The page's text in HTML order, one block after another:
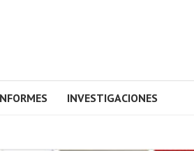
INVESTIGACIONES